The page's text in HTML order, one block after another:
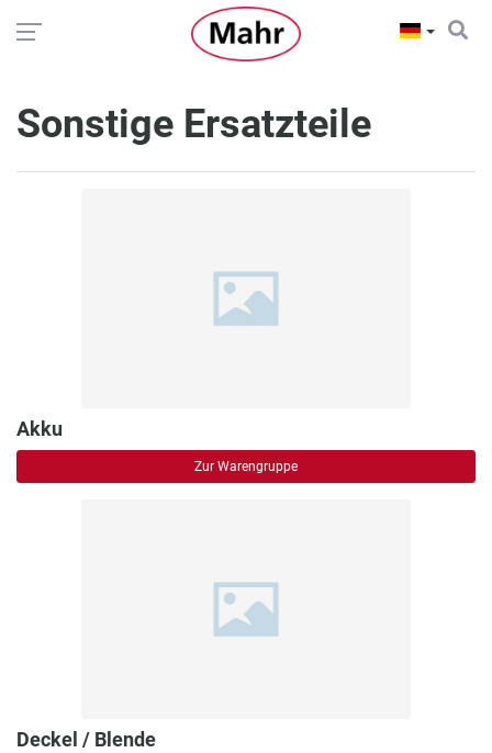
Sonstige Ersatzteile
Akku
Zur Warengruppe
Deckel / Blende